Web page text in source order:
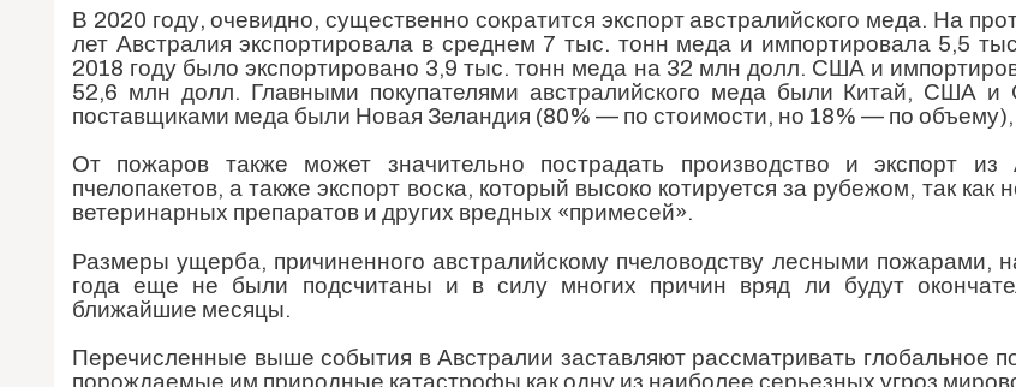
В 2020 году, очевидно, существенно сократится экспорт австралийского меда. На
лет Австралия экспортировала в среднем 7 тыс. тонн меда и импортировала 5,5
2018 году было экспортировано 3,9 тыс. тонн меда на 32 млн долл. США и
52,6 млн долл. Главными покупателями австралийского меда были Китай, США и
поставщиками меда были Новая Зеландия (80% — по стоимости, но 18% — по объему),
От пожаров также может значительно пострадать производство и экспорт из
пчелопакетов, а также экспорт воска, который высоко котируется за рубежом, так как
ветеринарных препаратов и других вредных «примесей».
Размеры ущерба, причиненного австралийскому пчеловодству лесными пожарами,
года еще не были подсчитаны и в силу многих причин вряд ли будут
ближайшие месяцы.
Перечисленные выше события в Австралии заставляют рассматривать глобальное
порождаемые им природные катастрофы как одну из наиболее серьезных угроз